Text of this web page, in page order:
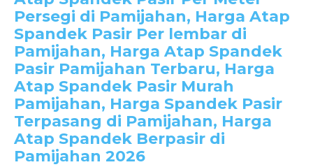
Persegi di Pamijahan, Harga Atap
Spandek Pasir Per lembar di
Pamijahan, Harga Atap Spandek
Pasir Pamijahan Terbaru, Harga
Atap Spandek Pasir Murah
Pamijahan, Harga Spandek Pasir
Terpasang di Pamijahan, Harga
Atap Spandek Berpasir di
Pamijahan 2026